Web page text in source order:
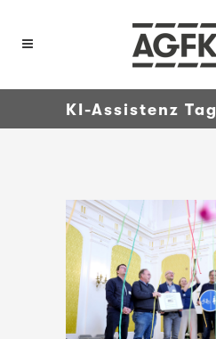
KI-Assistenz Tag